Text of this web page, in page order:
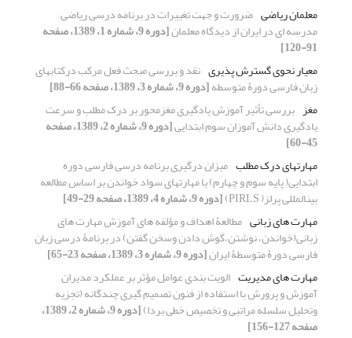
معلمان ریاضی ضرورت و جهت تغییرات در برنامه درسی ریاضی
مدرسه ای در ایران از دیدگاه معلمان [دوره 9، شماره 1، 1389، صفحه
91-120]
معیار نحوی گسترش پذیری نقد و بررسی مبحث فعل مرکب درکتابهای
زبان فارسی دورۀ متوسطه[دوره 9، شماره 3، 1389، صفحه 66-88]
مغز بررسی تأثیر آموزش یادگیری مغزمحور بر درک مطلب و سرعت
یادگیری دانش آموزان سوم ابتدایی [دوره 9، شماره 2، 1389، صفحه
45-60]
مهارتهای درک مطلب میزان درگیری برنامه درسی فارسی دوره
ابتدایی( پایه سوم و چهارم) با مهارتهای سواد خواندن بر اساس مطالعه
بینالمللی پرلز( PIRLS)
[دوره 9، شماره 4، 1389، صفحه 29-49]
مهارت های زبانی مطالعۀ اهداف و مؤلفه های آموزش مهارت های
زبانی(خواندن، نوشتن،گوش دادن وسخن گفتن) در برنامۀ درسی زبان
فارسی دورۀ متوسطۀ ایران[دوره 9، شماره 3، 1389، صفحه 23-65]
مهارت های مدیریت الویت بندی عوامل مؤثر بر عملکرد مدیران
آموزش و پرورش با استفاده از فنون تصمیم گیری چندگانه (تجزیه
وتحلیل سلسله مراتبی و تخصیص خطی بردا) [دوره 9، شماره 2، 1389،
صفحه 127-156]